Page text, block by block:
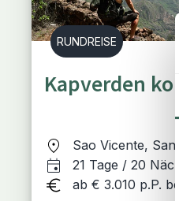
RUNDREISE
Kapverden
Sao Vicente,
Sal
21 Tage / 20
ab € 3.010 p.P.